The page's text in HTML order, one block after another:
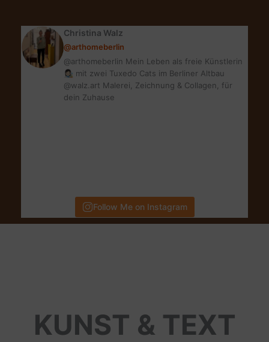
Christina Walz
@arthomeberlin
@arthomeberlin Mein Leben als freie Künstlerin
👩🏻‍🎨 mit zwei Tuxedo Cats im Berliner Altbau
@walz.art Malerei, Zeichnung & Collagen, für
dein Zuhause
Follow Me on Instagram
KUNST & TEXT